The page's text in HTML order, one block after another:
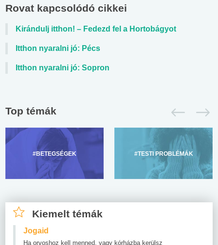
Rovat kapcsolódó cikkei
Kirándulj itthon! – Fedezd fel a Hortobágyot
Itthon nyaralni jó: Pécs
Itthon nyaralni jó: Sopron
Top témák
#BETEGSÉGEK #TESTI PROBLÉMÁK
Kiemelt témák
Jogaid
Ha orvoshoz kell menned, vagy kórházba kerülsz